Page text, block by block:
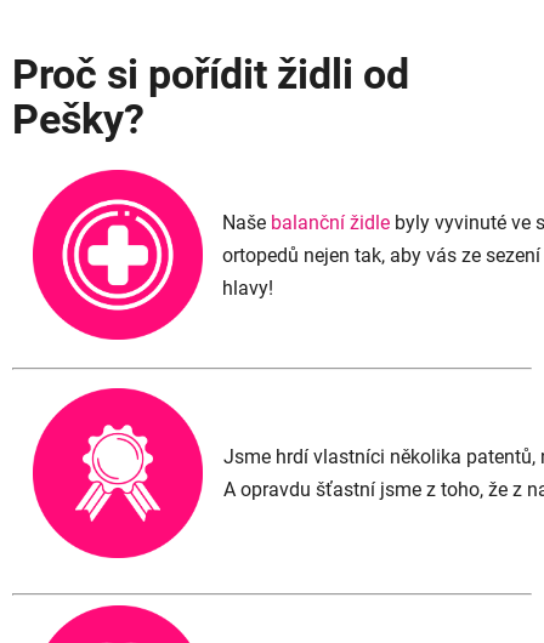
Proč si pořídit židli od
Pešky?
Naše balanční židle byly vyvinuté ve
ortopedů nejen tak, aby vás ze
hlavy!
Jsme hrdí vlastníci několika
A opravdu šťastní jsme z toho, že z